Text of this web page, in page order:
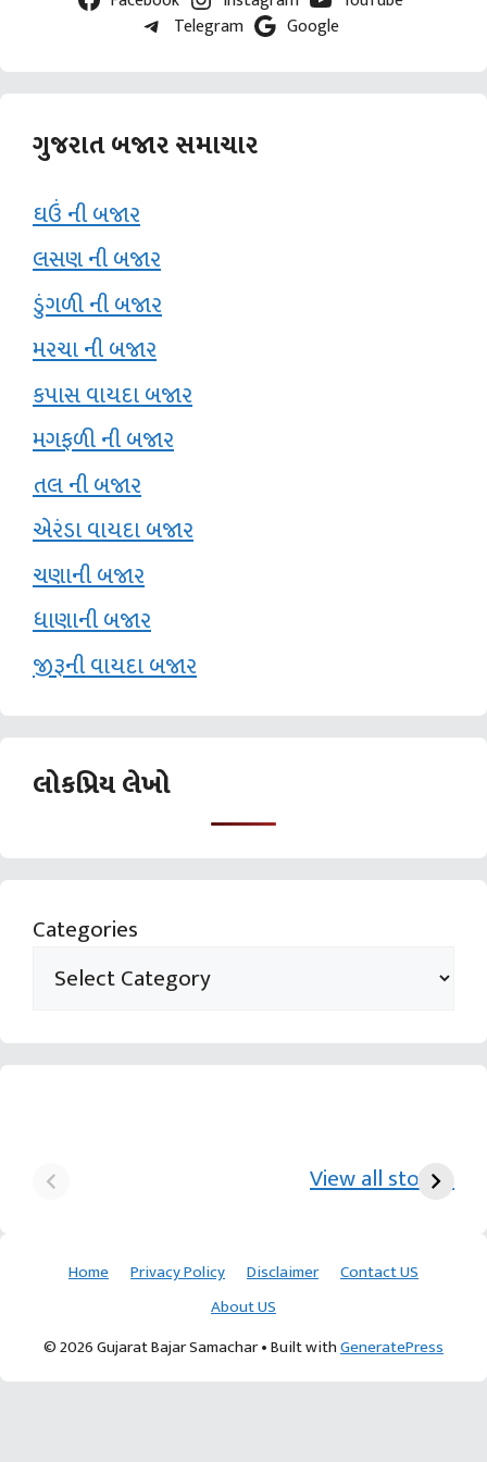
Telegram
Google
ગુજરાત બજાર સમાચાર
ઘઉં ની બજાર
લસણ ની બજાર
ડુંગળી ની બજાર
મરચા ની બજાર
કપાસ વાયદા બજાર
મગફળી ની બજાર
તલ ની બજાર
એરંડા વાયદા બજાર
ચણાની બજાર
ધાણાની બજાર
જીરૂની વાયદા બજાર
લોકપ્રિય લેખો
Categories
View all stories
ખેડૂતની કમાલ આચાર્ય દેવવ્રતજી
Home Privacy Policy Disclaimer
Contact US
About US
© 2026 Gujarat Bajar Samachar• Built withGeneratePress